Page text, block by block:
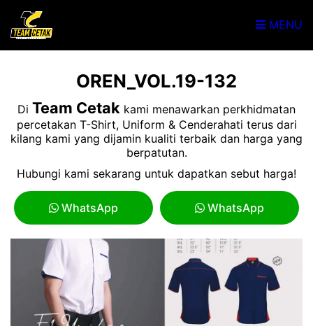
MENU
OREN_VOL.19-132
Di Team Cetak kami menawarkan perkhidmatan
percetakan T-Shirt, Uniform & Cenderahati terus dari
kilang kami yang dijamin kualiti terbaik dan harga yang
berpatutan.
Hubungi kami sekarang untuk dapatkan sebut harga!
WhatsApp WhatsApp